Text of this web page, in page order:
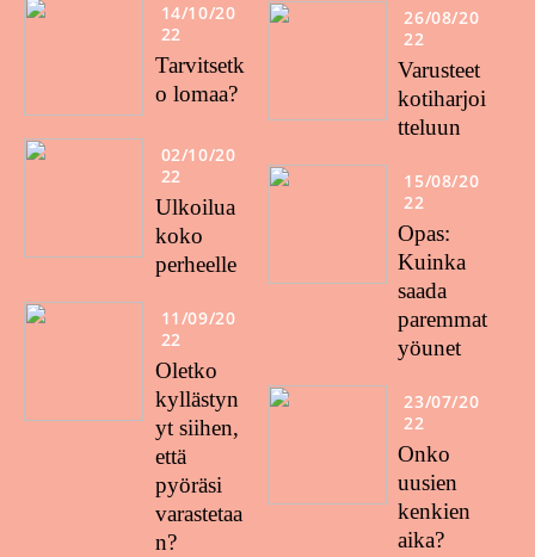
14/10/20
22
Tarvitsetk
o lomaa?
02/10/20
22
Ulkoilua
koko
perheelle
11/09/20
22
Oletko
kyllästyn
yt siihen,
että
pyöräsi
varastetaa
n?
26/08/20
22
Varusteet
kotiharjoi
tteluun
15/08/20
22
Opas:
Kuinka
saada
paremmat
yöunet
23/07/20
22
Onko
uusien
kenkien
aika?